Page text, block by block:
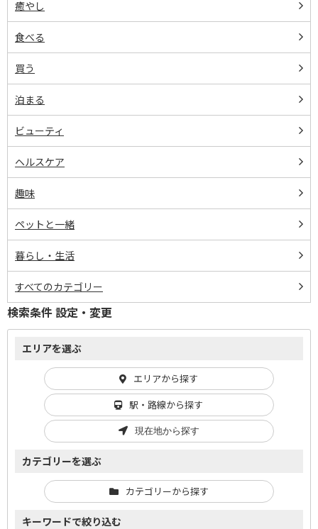
癒やし
食べる
買う
泊まる
ビューティ
ヘルスケア
趣味
ペットと一緒
暮らし・生活
すべてのカテゴリー
検索条件 設定・変更
エリアを選ぶ
エリアから探す
駅・路線から探す
現在地から探す
カテゴリーを選ぶ
カテゴリーから探す
キーワードで絞り込む